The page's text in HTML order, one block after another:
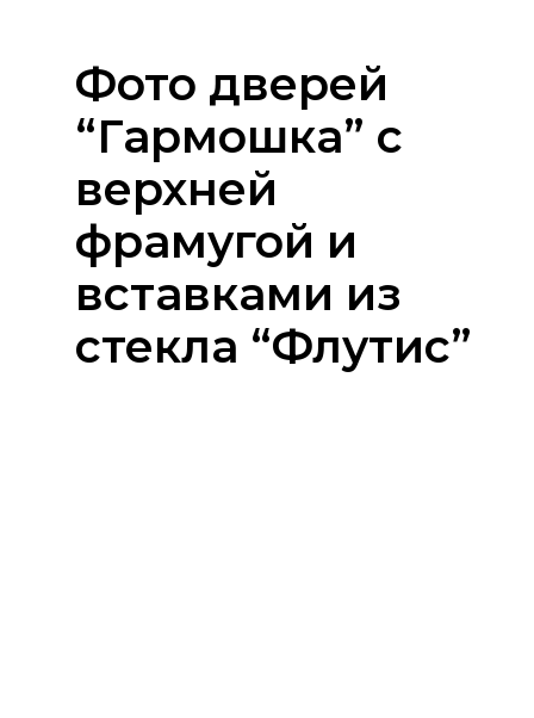
Фото дверей
“Гармошка” с
верхней
фрамугой и
вставками из
стекла “Флутис”